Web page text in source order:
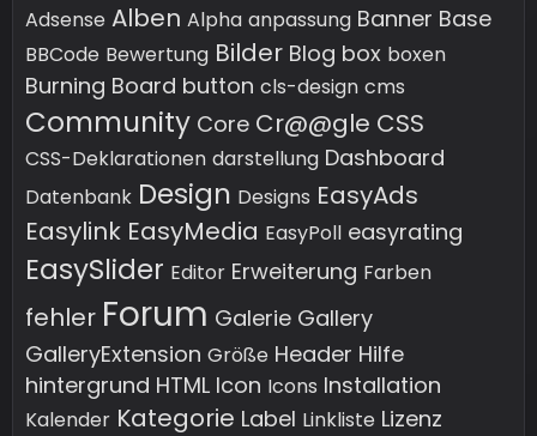
Adsense Alben Alpha anpassung Banner Base
BBCode Bewertung Bilder Blog box boxen
Burning Board button cls-design cms
Community Core Cr@@gle CSS
CSS-Deklarationen darstellung Dashboard
Datenbank Design Designs EasyAds
Easylink EasyMedia EasyPoll easyrating
EasySlider Editor Erweiterung Farben
fehler Forum Galerie Gallery
GalleryExtension Größe Header Hilfe
hintergrund HTML Icon Icons Installation
Kalender Kategorie Label Linkliste Lizenz